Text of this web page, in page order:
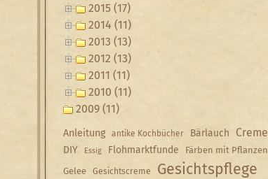
2015 (17)
2014 (11)
2013 (13)
2012 (13)
2011 (11)
2010 (11)
2009 (11)
Anleitung antike Kochbücher Bärlauch Creme
DIY Essig Flohmarktfunde
Färben mit Pflanzen
Gelee
Gesichtscreme Gesichtspflege